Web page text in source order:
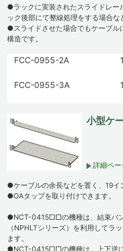
●ラックに実装されたスライドレー
ック後部にて整線処理をする場合な
●スライドさせた場合でもケーブル
構造です。
FCC-0955-2A
FCC-0955-3A
小型ケ
詳細ペー
●ケーブルの余長などを置く、19イ
●OAタップを取り付けできます。
●NCT-0415□□の機種は、結束バ
（NPHLTシリーズ）を利用してラ
ます。
●NCT-0415□□の機種は、上下逆